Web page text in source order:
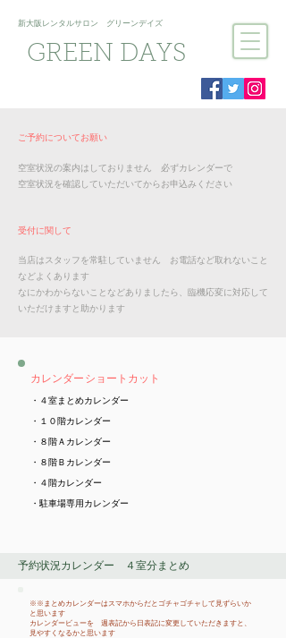
新大阪​レンタルサロン グリーンデイズ
GREEN DAYS
ご予約についてお願い
空室状況の案内はしておりません 必ずカレンダーで
空室状況を確認していただいてからお申込みください
受付に関して
当店はスタッフを常駐していません お電話など取れないこと
などよくあります
なにかわからないことなどありましたら、臨機応変に対応して
いただけますと助かります
​カレンダーショートカット
・​４室まとめカレンダー
・​１０階カレンダー
・​８階Ａカレンダー
・​８階Ｂカレンダー
・​４階カレンダー
・​駐車場専用カレンダー
予約状況カレンダー ４室分まとめ
※※まとめカレンダーはスマホからだとゴチャゴチャして見ずらいか
と思います
​カレンダービューを 週表記から日表記に変更していただきますと、
見やすくなるかと思います